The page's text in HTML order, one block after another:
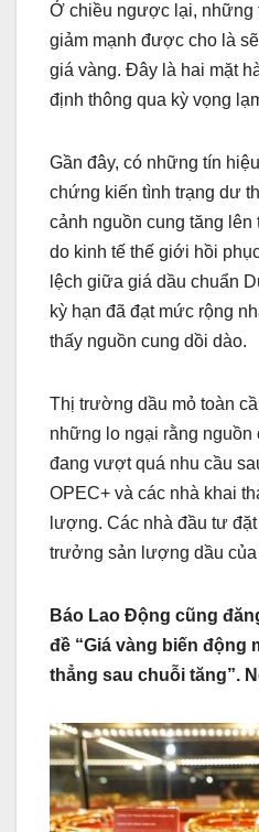
Ở chiều ngược lại, những
giảm mạnh được cho là
giá vàng. Đây là hai mặt
định thông qua kỳ vọng
Gần đây, có những tín
chứng kiến tình trạng dư
cảnh nguồn cung tăng lên
do kinh tế thế giới hồi
lệch giữa giá dầu chuẩn
kỳ hạn đã đạt mức rộng
thấy nguồn cung dồi dào.
Thị trường dầu mỏ toàn
những lo ngại rằng nguồn
đang vượt quá nhu cầu
OPEC+ và các nhà khai
lượng. Các nhà đầu tư
trưởng sản lượng dầu của
Báo Lao Động cũng
đề “Giá vàng biến động
thẳng sau chuỗi tăng”.